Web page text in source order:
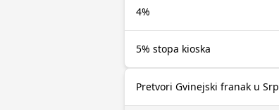
4%
5% stopa kioska
Pretvori Gvinejski franak u